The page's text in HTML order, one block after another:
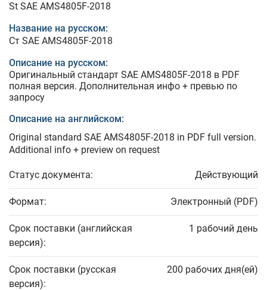
St SAE AMS4805F-2018
Название на русском:
Ст SAE AMS4805F-2018
Описание на русском:
Оригинальный стандарт SAE AMS4805F-2018 в PDF
полная версия. Дополнительная инфо + превью по
запросу
Описание на английском:
Original standard SAE AMS4805F-2018 in PDF full version.
Additional info + preview on request
Статус документа: Действующий
Формат: Электронный (PDF)
Срок поставки (английская
версия):
1 рабочий день
Срок поставки (русская
версия):
200 рабочих дня(ей)